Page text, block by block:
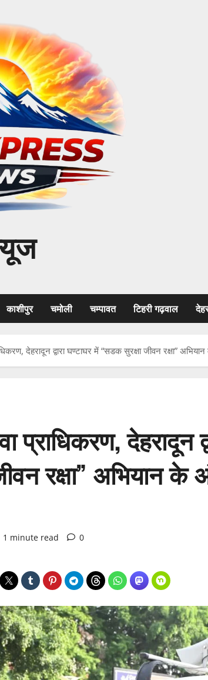
काशीपुर चमोली चम्पावत टिहरी गढ़वाल
देहरादून द्वारा घण्टाघर में “सडक सुरक्षा जीवन रक्षा”
प्राधिकरण, देहरादून
रक्षा” अभियान के
1 minute read 0